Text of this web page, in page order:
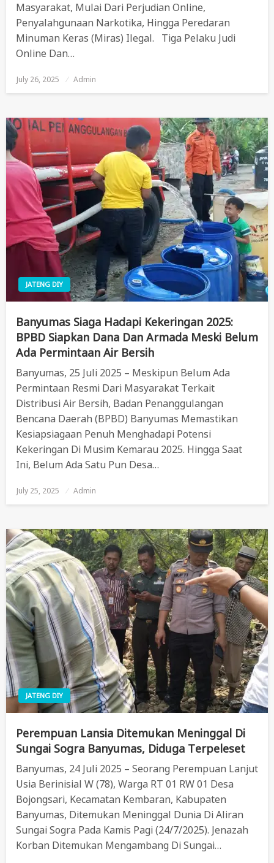
Masyarakat, Mulai Dari Perjudian Online,
Penyalahgunaan Narkotika, Hingga Peredaran
Minuman Keras (miras) Ilegal. Tiga Pelaku Judi
Online Dan…
Posted
On
July 26, 2025 Admin
JATENG DIY
Banyumas Siaga Hadapi Kekeringan 2025:
BPBD Siapkan Dana Dan Armada Meski Belum
Ada Permintaan Air Bersih
Banyumas, 25 Juli 2025 – Meskipun Belum Ada
Permintaan Resmi Dari Masyarakat Terkait
Distribusi Air Bersih, Badan Penanggulangan
Bencana Daerah (BPBD) Banyumas Memastikan
Kesiapsiagaan Penuh Menghadapi Potensi
Kekeringan Di Musim Kemarau 2025. Hingga Saat
Ini, Belum Ada Satu Pun Desa…
Posted
On
July 25, 2025 Admin
JATENG DIY
Perempuan Lansia Ditemukan Meninggal Di
Sungai Sogra Banyumas, Diduga Terpeleset
Banyumas, 24 Juli 2025 – Seorang Perempuan Lanjut
Usia Berinisial W (78), Warga RT 01 RW 01 Desa
Bojongsari, Kecamatan Kembaran, Kabupaten
Banyumas, Ditemukan Meninggal Dunia Di Aliran
Sungai Sogra Pada Kamis Pagi (24/7/2025). Jenazah
Korban Ditemukan Mengambang Di Sungai…